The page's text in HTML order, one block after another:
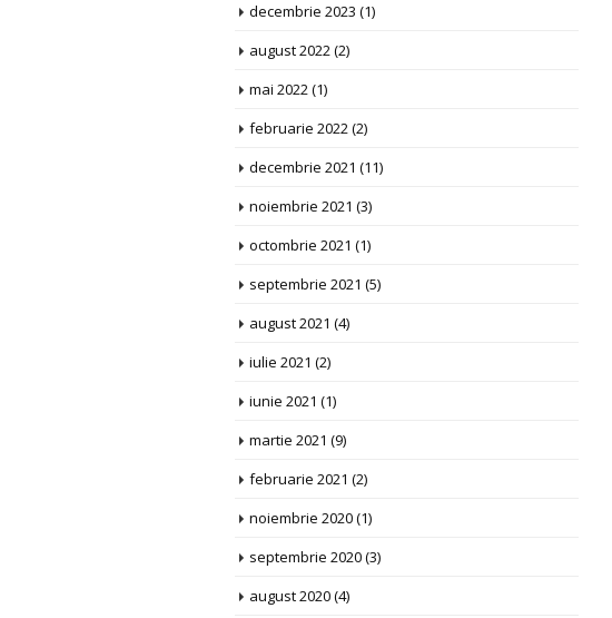
decembrie 2023 (1)
august 2022(2)
mai 2022(1)
februarie 2022(2)
decembrie 2021 (11)
noiembrie 2021 (3)
octombrie 2021 (1)
septembrie 2021 (5)
august 2021 (4)
iulie 2021 (2)
iunie 2021 (1)
martie 2021 (9)
februarie 2021 (2)
noiembrie 2020(1)
septembrie 2020(3)
august 2020(4)